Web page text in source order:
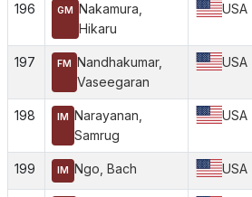
196 GM Nakamura,
Hikaru
USA
197 FM Nandhakumar,
Vaseegaran
USA
198 IM Narayanan,
Samrug
USA
199 IM Ngo, Bach USA